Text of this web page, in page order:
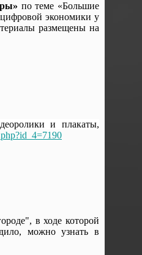
по теме «Большие
экономики у
размещены на
и плакаты,
в ходе которой
можно узнать в